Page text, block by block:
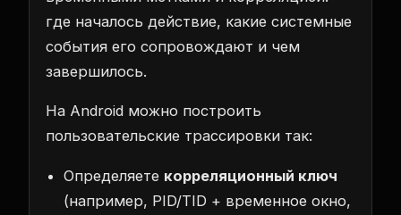
где началось действие, какие системные
события его сопровождают и чем
завершилось.
На Android можно построить
пользовательские трассировки так:
Определяете корреляционный ключ
(например, PID/TID + временное окно,